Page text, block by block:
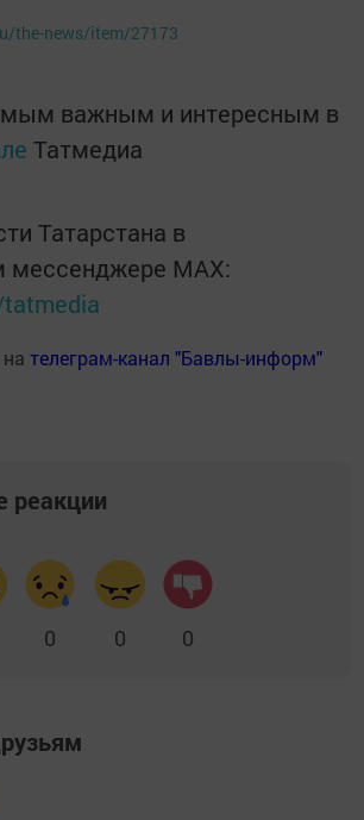
the-news/item/27173
важным и интересным в
Татмедиа
Татарстана в
мессенджере MАХ:
телеграм-канал "Бавлы-информ"
реакции
0 0 0